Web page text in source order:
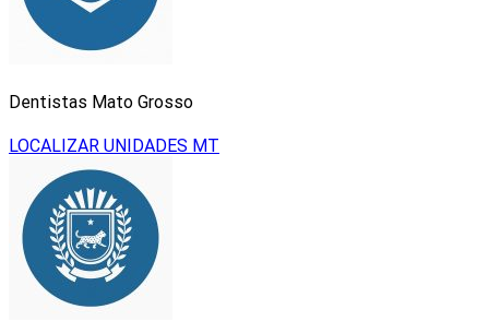
Dentistas Mato Grosso
LOCALIZAR UNIDADES MT